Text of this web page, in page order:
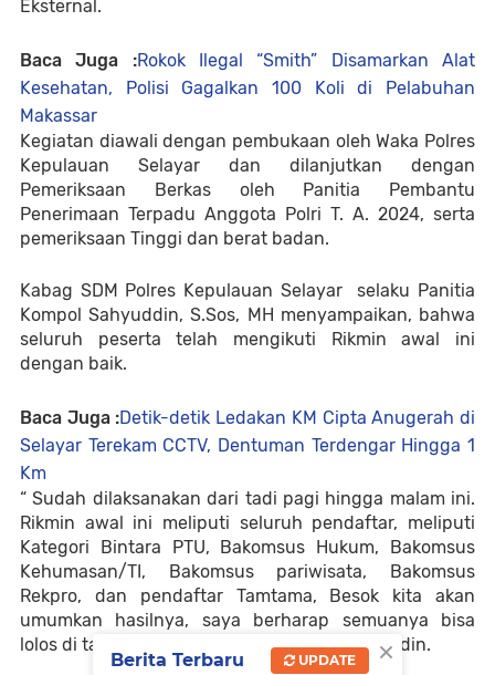
Eksternal.
Baca Juga :Rokok Ilegal “Smith” Disamarkan Alat
Kesehatan, Polisi Gagalkan 100 Koli di Pelabuhan
Makassar
Kegiatan diawali dengan pembukaan oleh Waka Polres
Kepulauan Selayar dan dilanjutkan dengan
Pemeriksaan Berkas oleh Panitia Pembantu
Penerimaan Terpadu Anggota Polri T. A. 2024, serta
pemeriksaan Tinggi dan berat badan.
Kabag SDM Polres Kepulauan Selayar selaku Panitia
Kompol Sahyuddin, S.Sos, MH menyampaikan, bahwa
seluruh peserta telah mengikuti Rikmin awal ini
dengan baik.
Baca Juga :Detik-detik Ledakan KM Cipta Anugerah di
Selayar Terekam CCTV, Dentuman Terdengar Hingga 1
Km
“ Sudah dilaksanakan dari tadi pagi hingga malam ini.
Rikmin awal ini meliputi seluruh pendaftar, meliputi
Kategori Bintara PTU, Bakomsus Hukum, Bakomsus
Kehumasan/TI, Bakomsus pariwisata, Bakomsus
Rekpro, dan pendaftar Tamtama, Besok kita akan
umumkan hasilnya, saya berharap semuanya bisa
lolos di tahapan awal ini” kata Kompol Sahyuddin.
×
Berita Terbaru UPDATE